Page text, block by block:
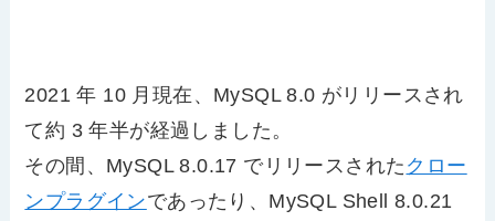
2021 年 10 月現在、MySQL 8.0 がリリースされ
て約 3 年半が経過しました。
その間、MySQL 8.0.17 でリリースされた クロー
ンプラグインであったり、MySQL Shell 8.0.21